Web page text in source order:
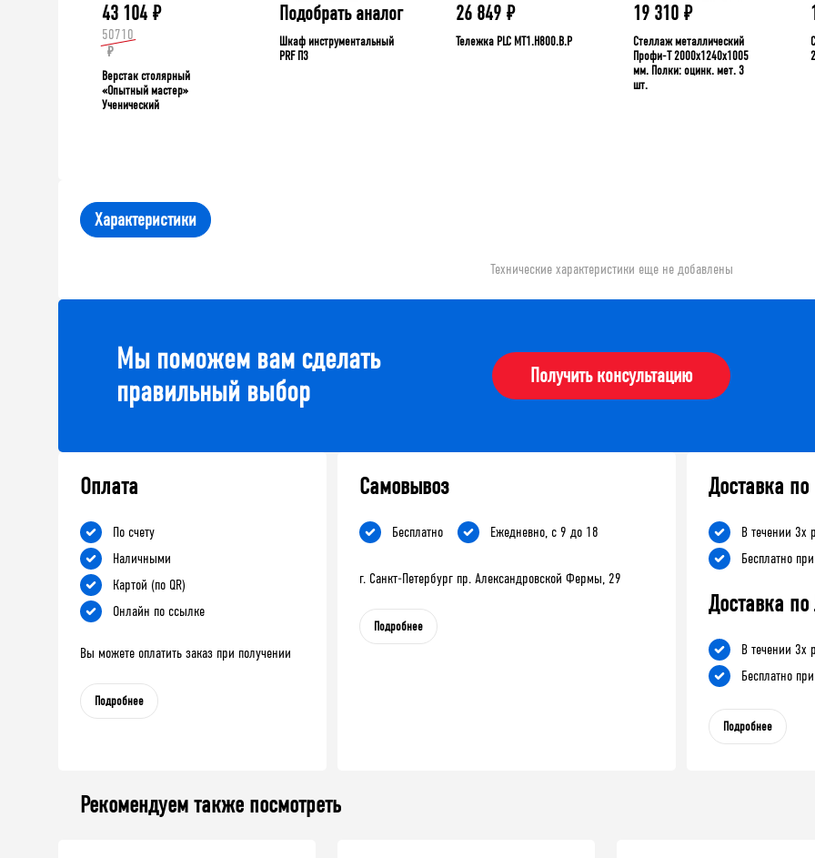
43 104 ₽
50710
₽
Верстак столярный
«Опытный мастер»
Ученический
Подобрать аналог
Шкаф инструментальный
PRF П3
26 849 ₽
Тележка PLC МT1.H800.В.Р
19 310 ₽
Стеллаж металлический
Профи-Т 2000x1240x1005
мм. Полки: оцинк. мет. 3
шт.
Характеристики
Технические характеристики еще не добавлены
Мы поможем вам сделать
правильный выбор
Получить консультацию
Оплата
По счету
Наличными
Картой (по QR)
Онлайн по ссылке
Вы можете оплатить заказ при получении
Подробнее
Самовывоз
Бесплатно Ежедневно, с 9 до 18
г. Санкт-Петербург пр. Александровской Фермы, 29
Подробнее
Доставка
В течении 3х
Бесплатно
Доставка
В течении 3х
Бесплатно
Подробнее
Рекомендуем также посмотреть